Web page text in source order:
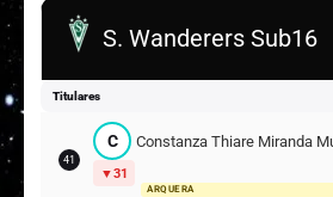
S. Wanderers Sub16
Titulares
41
C Constanza Thiare Miranda
31
ARQUERA